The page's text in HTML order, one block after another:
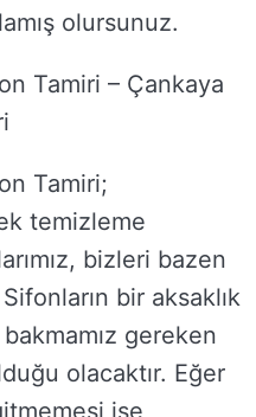
olursunuz.
Tamiri – Çankaya
Tamiri;
temizleme
bizleri bazen
bir aksaklık
gereken
olacaktır. Eğer
ise